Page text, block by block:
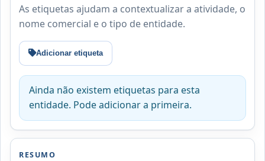
As etiquetas ajudam a contextualizar a atividade, o
nome comercial e o tipo de entidade.
Adicionar etiqueta
Ainda não existem etiquetas para esta
entidade. Pode adicionar a primeira.
RESUMO